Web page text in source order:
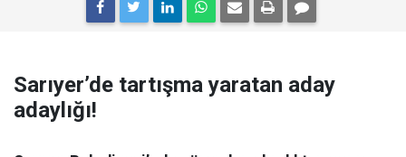
Sarıyer’de tartışma yaratan aday
adaylığı!